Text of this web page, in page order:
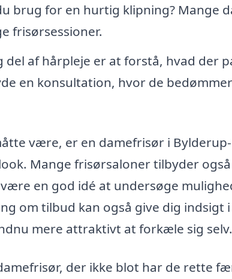
brug for en hurtig klipning? Mange
frisørsessioner.
del af hårpleje er at forstå, hvad der
en konsultation, hvor de
være, er en damefrisør i
Mange frisørsaloner tilbyder
en god idé at undersøge
om tilbud kan også give dig indsigt
mere attraktivt at forkæle sig selv.
der ikke blot har de rette